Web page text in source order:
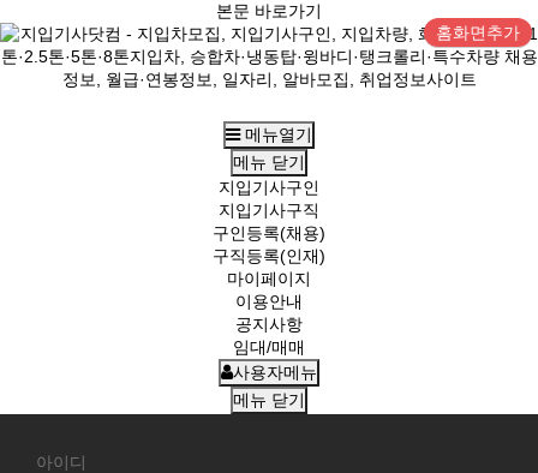
본문 바로가기
홈화면추가
메뉴열기
메뉴 닫기
지입기사구인
지입기사구직
구인등록(채용)
구직등록(인재)
마이페이지
이용안내
공지사항
임대/매매
사용자메뉴
메뉴 닫기